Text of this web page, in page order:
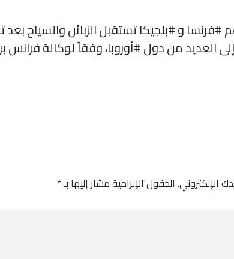
و #بلجيكا تستقبل الزبائن والسياح
إلى العديد من دول #أوروبا، وفقاً لوكالة فرانس
الإلكتروني. الحقول الإلزامية مشار إليها بـ*